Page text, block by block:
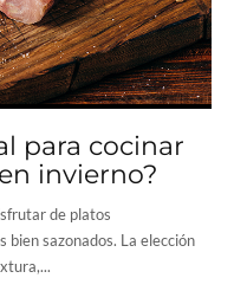
para cocinar
invierno?
de platos
bien sazonados. La elección